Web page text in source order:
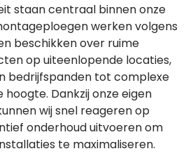
staan centraal binnen onze
werken volgens
beschikken over ruime
op uiteenlopende locaties,
bedrijfspanden tot complexe
Dankzij onze eigen
wij snel reageren op
onderhoud uitvoeren om
te maximaliseren.